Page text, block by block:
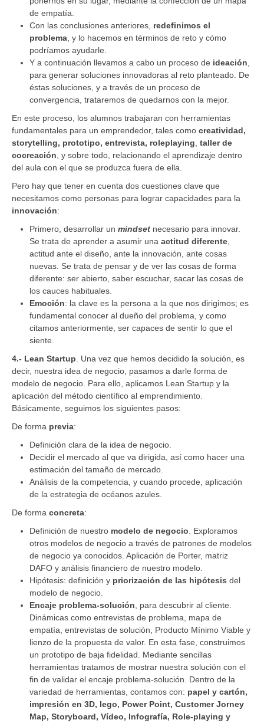
de empatía.
Con las conclusiones anteriores, redefinimos el
problema , y lo hacemos en términos de reto y cómo
podríamos ayudarle.
Y a continuación llevamos a cabo un proceso de ideación
para generar soluciones innovadoras al reto planteado. De
éstas soluciones, y a través de un proceso de
convergencia, trataremos de quedarnos con la mejor.
En este proceso, los alumnos trabajaran con herramientas
fundamentales para un emprendedor, tales como creatividad,
storytelling, prototipo, entrevista, roleplaying taller de
cocreación , y sobre todo, relacionando el aprendizaje dentro
del aula con el que se produzca fuera de ella.
Pero hay que tener en cuenta dos cuestiones clave que
necesitamos como personas para lograr capacidades para la
innovación:
Primero, desarrollar un mindset necesario para innovar.
Se trata de aprender a asumir una actitud diferente
actitud ante el diseño, ante la innovación, ante cosas
nuevas. Se trata de pensar y de ver las cosas de forma
diferente: ser abierto, saber escuchar, sacar las cosas de
los cauces habituales.
Emoción: la clave es la persona a la que nos dirigimos; es
fundamental conocer al dueño del problema, y como
citamos anteriormente, ser capaces de sentir lo que el
siente.
4.- Lean Startup . Una vez que hemos decidido la solución, es
decir, nuestra idea de negocio, pasamos a darle forma de
modelo de negocio. Para ello, aplicamos Lean Startup y la
aplicación del método científico al emprendimiento.
Básicamente, seguimos los siguientes pasos:
De forma previa:
Definición clara de la idea de negocio.
Decidir el mercado al que va dirigida, así como hacer una
estimación del tamaño de mercado.
Análisis de la competencia, y cuando procede, aplicación
de la estrategia de océanos azules.
De forma concreta:
Definición de nuestro modelo de negocio . Exploramos
otros modelos de negocio a través de patrones de modelos
de negocio ya conocidos. Aplicación de Porter, matriz
DAFO y análisis financiero de nuestro modelo.
Hipótesis: definición y priorización de las hipótesis del
modelo de negocio.
Encaje problema-solución , para descubrir al cliente.
Dinámicas como entrevistas de problema, mapa de
empatía, entrevistas de solución, Producto Mínimo Viable y
lienzo de la propuesta de valor. En esta fase, construimos
un prototipo de baja fidelidad. Mediante sencillas
herramientas tratamos de mostrar nuestra solución con el
fin de validar el encaje problema-solución. Dentro de la
variedad de herramientas, contamos con: papel y cartón,
impresión en 3D, lego, Power Point, Customer Jorney
Map, Storyboard, Vídeo, Infografía, Role-playing y